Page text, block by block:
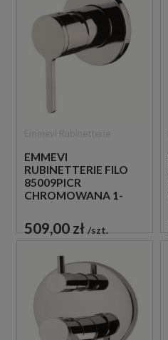
EMMEVI
RUBINETTERIE FILO
85009PICR
CHROMOWANA 1-
PODTYNKOWA
509,00 zł szt.